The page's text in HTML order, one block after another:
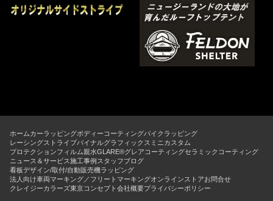
ホームカーラッピングボディーコーティングバイクラッピング
レーシングストライプバイナルグラフィックス ミニカスタム
プロテクションフィルム親水GLARE®グレアコーティングセラミックコーティング
ニュース＆サービス施工事例 スタッフブログ
看板デザイン/取付/自動販売機ラッピング
法人向け車両マーキング／フリートマーキングオンラインストアお問合せ
クレイジーカラーズ東京コンセプト 会社概要プライバシーポリシー